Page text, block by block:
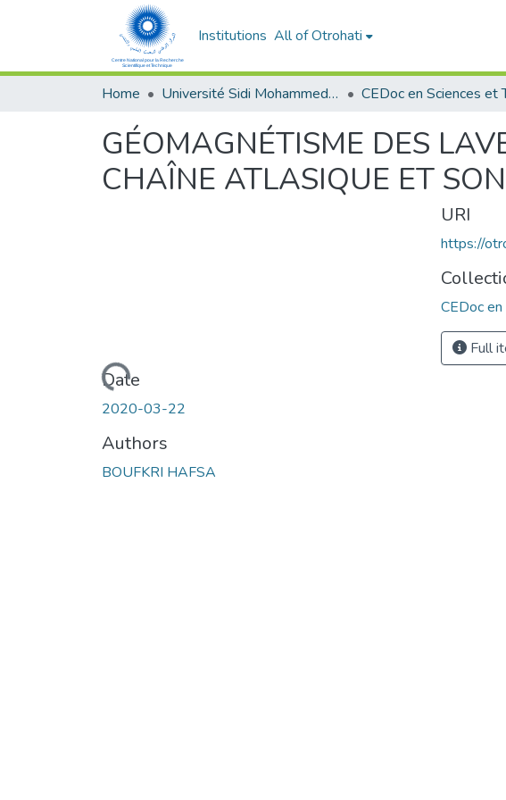
Institutions All of Otrohati
Home Université Sidi Mohammed Ben Abdellah - Fès
GÉOMAGNÉTISME DES
CHAÎNE ATLASIQUE ET
Loading...
Date
2020-03-22
Authors
BOUFKRI HAFSA
URI
https://
CEDoc
Full